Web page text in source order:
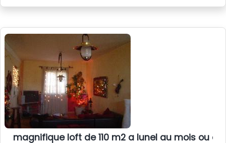
magnifique loft de 110 m2 a lunel au mois ou